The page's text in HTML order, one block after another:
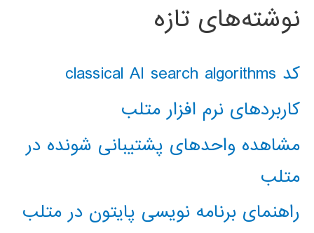
نوشته‌های تازه
کد classical AI search algorithms
کاربردهای نرم افزار متلب
مشاهده واحدهای پشتیبانی شونده در
متلب
راهنمای برنامه نویسی پایتون در متلب